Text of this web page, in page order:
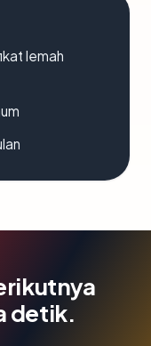
lemah
detik.